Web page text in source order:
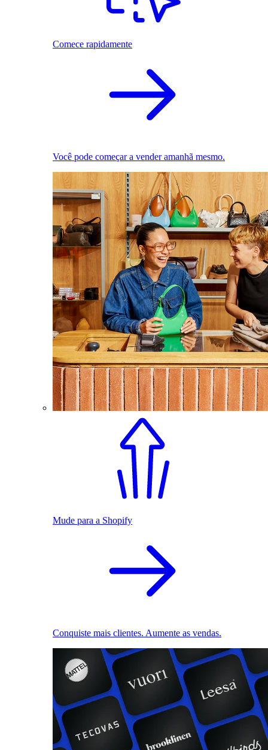
Comece rapidamente
Você pode começar a vender amanhã mesmo.
Mude para a Shopify
Conquiste mais clientes. Aumente as vendas.